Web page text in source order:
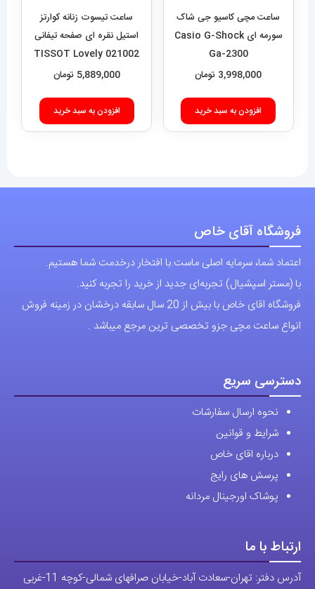
در
صفحه
شوند
ساعت مچی کاسیو جی شاک
سورمه ای Casio G-Shock
Ga-2300
3,998,000 تومان
افزودن به سبد خرید
ساعت تیسوت زنانه کوارتز
استیل نقره ای صفحه تیفانی
021002 TISSOT Lovely
5,889,000 تومان
افزودن به سبد خرید
فروشگاه آقای خاص
اعتماد شما، سرمایه اصلی ماست.با افتخار درخدمت شما هستیم.
با (مستر اسپشیال) تجربه‌ای جدید از خرید را تجربه کنید.
فروشگاه اقای خاص با بیش از 20 سال سابقه درخشان در زمینه فروش
انواع ساعت مچی جزو تخصصی ترین مرجع میباشد .
دسترسی سریع
نحوه ارسال سفارشات
شرایط و قوانین
درباره اقای خاص
پرسش های رایج
پوشاک اورجینال مردانه
ارتباط با ما
آدرس دفتر: تهران-سعادت آباد-خیابان صرافهای شمالی-کوچه 11-غربی